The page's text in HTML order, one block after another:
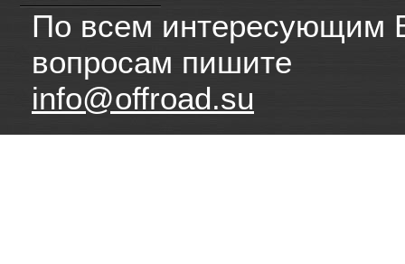
По всем интересующим
вопросам пишите
info@offroad.su